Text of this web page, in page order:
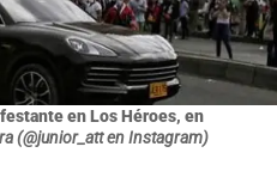
en Los Héroes, en
(@junior_att en Instagram)